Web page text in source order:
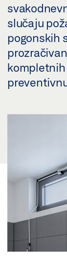
slučaju
pogonskih
kompletnih